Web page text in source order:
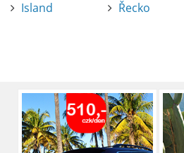
Island
Řecko
Pronájem auta na
Půjčení auta na
způsob, jak
brána do regionu
přibližně 9 km od
číst :celý článek